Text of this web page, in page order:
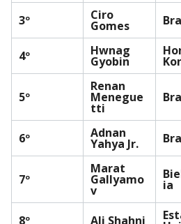
3º
Ciro
Gomes
4º Hwnag
Gyobin
5º
Renan
Menegue
tti
6º Adnan
Yahya Jr.
7º
Marat
Gallyamo
v ia
8º Ali Shahni